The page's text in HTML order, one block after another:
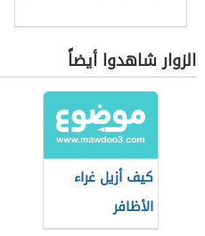
الزوار شاهدوا أيضاً
كيف أزيل غراء
الأظافر